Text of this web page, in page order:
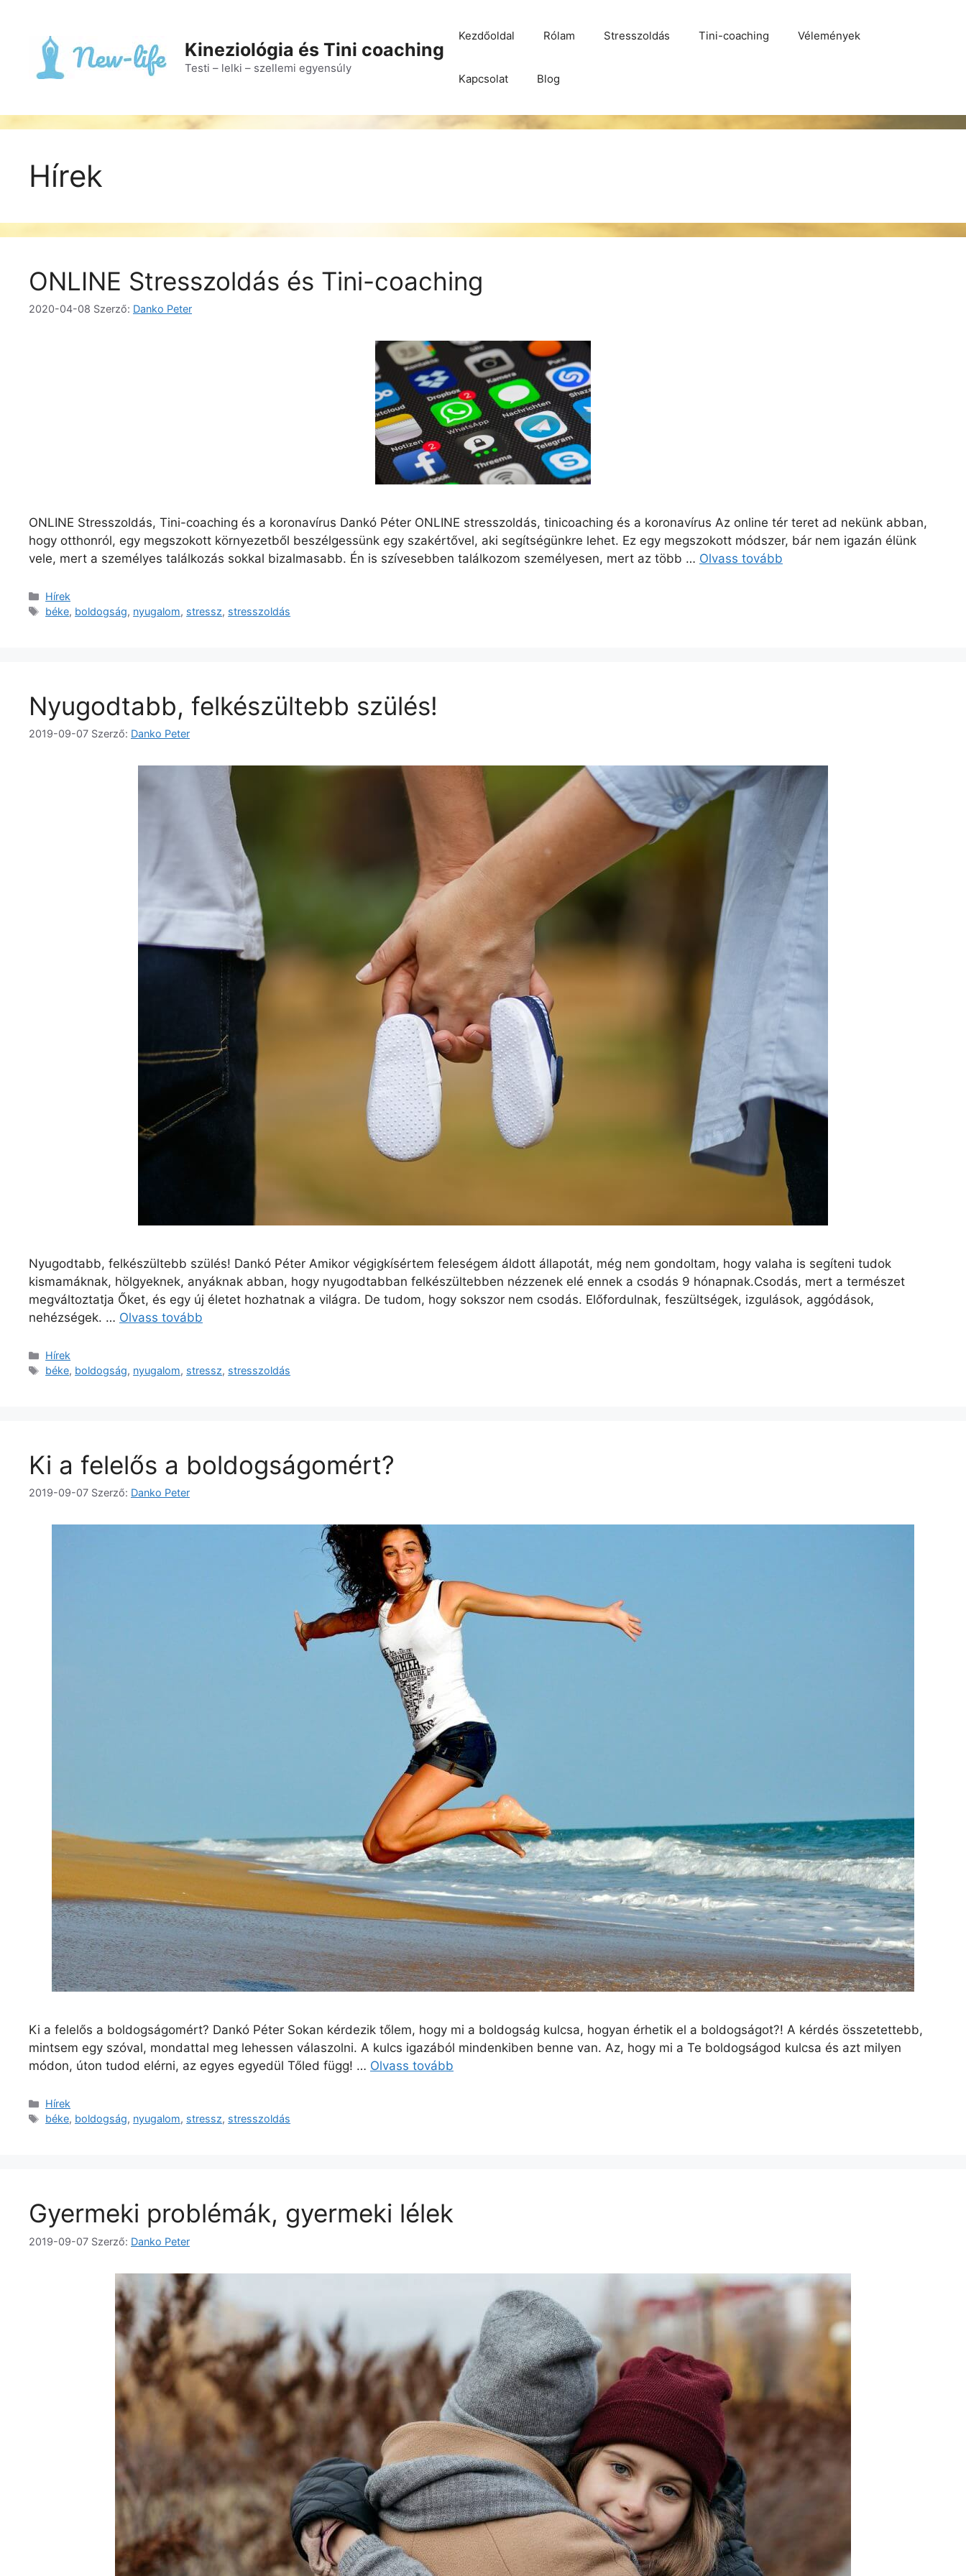
tartalomba
Kineziológia és Tini coaching
Testi – lelki – szellemi egyensúly
Kezdőoldal Rólam Stresszoldás Tini-coaching Vélemények
Kapcsolat Blog
Hírek
ONLINE Stresszoldás és Tini-coaching
2020-04-08 Szerző: Danko Peter
ONLINE Stresszoldás, Tini-coaching és a koronavírus Dankó Péter ONLINE stresszoldás, tinicoaching és a koronavírus Az online tér teret ad nekünk abban,
hogy otthonról, egy megszokott környezetből beszélgessünk egy szakértővel, aki segítségünkre lehet. Ez egy megszokott módszer, bár nem igazán élünk
vele, mert a személyes találkozás sokkal bizalmasabb. Én is szívesebben találkozom személyesen, mert az több … Olvass tovább
Kategória
Hírek
Címkék
béke, boldogság, nyugalom, stressz, stresszoldás
Nyugodtabb, felkészültebb szülés!
2019-09-07 Szerző: Danko Peter
Nyugodtabb, felkészültebb szülés! Dankó Péter Amikor végigkísértem feleségem áldott állapotát, még nem gondoltam, hogy valaha is segíteni tudok
kismamáknak, hölgyeknek, anyáknak abban, hogy nyugodtabban felkészültebben nézzenek elé ennek a csodás 9 hónapnak.Csodás, mert a természet
megváltoztatja Őket, és egy új életet hozhatnak a világra. De tudom, hogy sokszor nem csodás. Előfordulnak, feszültségek, izgulások, aggódások,
nehézségek. … Olvass tovább
Kategória
Hírek
Címkék
béke, boldogság, nyugalom, stressz, stresszoldás
Ki a felelős a boldogságomért?
2019-09-07 Szerző: Danko Peter
Ki a felelős a boldogságomért? Dankó Péter Sokan kérdezik tőlem, hogy mi a boldogság kulcsa, hogyan érhetik el a boldogságot?! A kérdés összetettebb,
mintsem egy szóval, mondattal meg lehessen válaszolni. A kulcs igazából mindenkiben benne van. Az, hogy mi a Te boldogságod kulcsa és azt milyen
módon, úton tudod elérni, az egyes egyedül Tőled függ! … Olvass tovább
Kategória
Hírek
Címkék
béke, boldogság, nyugalom, stressz, stresszoldás
Gyermeki problémák, gyermeki lélek
2019-09-07 Szerző: Danko Peter